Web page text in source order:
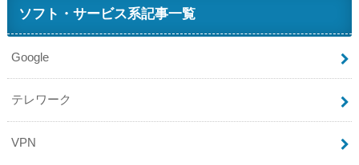
ソフト・サービス系記事一覧
Google
テレワーク
VPN